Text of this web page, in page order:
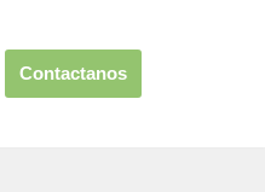
Contactanos